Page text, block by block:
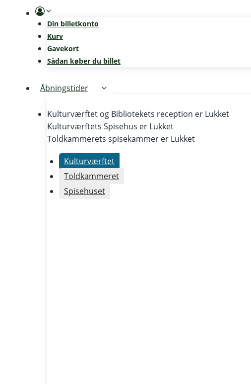
Din billetkonto
Kurv
Gavekort
Sådan køber du billet
Åbningstider
Kulturværftet og Bibliotekets reception er Lukket
Kulturværftets Spisehus er Lukket
Toldkammerets spisekammer er Lukket
Kulturværftet
Toldkammeret
Spisehuset